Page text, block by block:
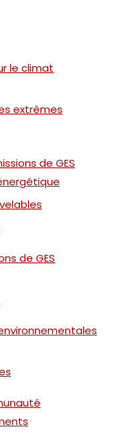
le climat
extrêmes
de GES
de GES